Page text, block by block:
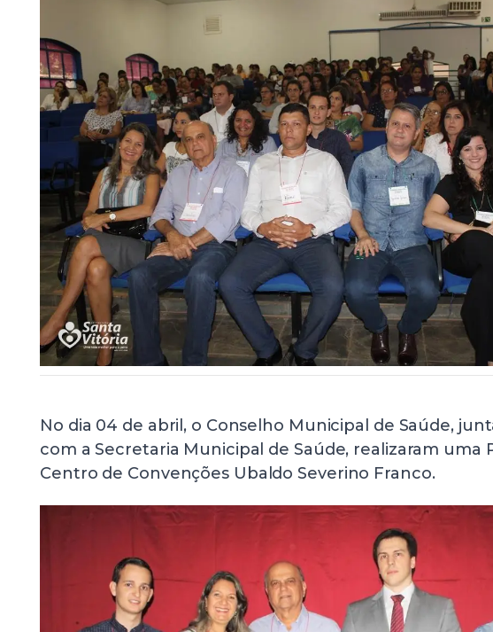
No dia 04 de abril, o Conselho Municipal de Saúde,
com a Secretaria Municipal de Saúde, realizaram uma
Centro de Convenções Ubaldo Severino Franco.